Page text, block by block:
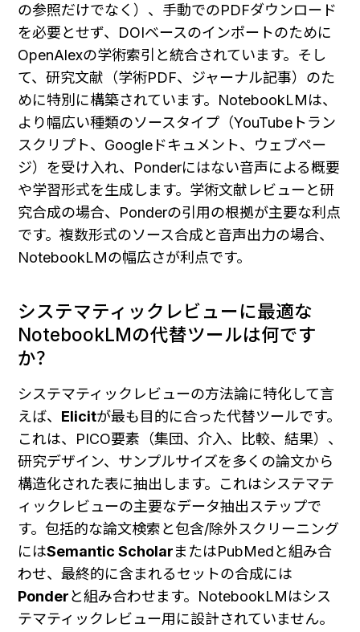
の参照だけでなく）、手動でのPDFダウンロード
を必要とせず、DOIベースのインポートのために
OpenAlexの学術索引と統合されています。そし
て、研究文献（学術PDF、ジャーナル記事）のた
めに特別に構築されています。NotebookLMは、
より幅広い種類のソースタイプ（YouTubeトラン
スクリプト、Googleドキュメント、ウェブペー
ジ）を受け入れ、Ponderにはない音声による概要
や学習形式を生成します。学術文献レビューと研
究合成の場合、Ponderの引用の根拠が主要な利点
です。複数形式のソース合成と音声出力の場合、
NotebookLMの幅広さが利点です。
システマティックレビューに最適な
NotebookLMの代替ツールは何です
か？
システマティックレビューの方法論に特化して言
えば、 Elicitが最も目的に合った代替ツールです。
これは、PICO要素（集団、介入、比較、結果）、
研究デザイン、サンプルサイズを多くの論文から
構造化された表に抽出します。これはシステマテ
ィックレビューの主要なデータ抽出ステップで
す。包括的な論文検索と包含/除外スクリーニング
にはSemantic ScholarまたはPubMedと組み合
わせ、最終的に含まれるセットの合成には
Ponderと組み合わせます。NotebookLMはシス
テマティックレビュー用に設計されていません。